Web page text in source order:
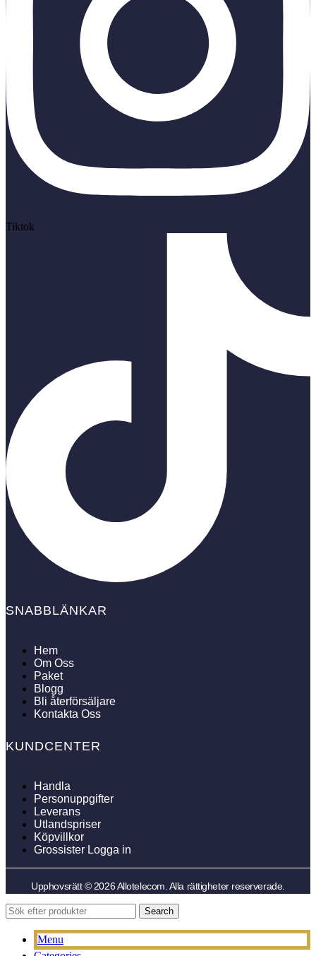
Tiktok
SNABBLÄNKAR
Hem
Om Oss
Paket
Blogg
Bli återförsäljare
Kontakta Oss
KUNDCENTER
Handla
Personuppgifter
Leverans
Utlandspriser
Köpvillkor
Grossister Logga in
Upphovsrätt © 2026 Allotelecom. Alla rättigheter reserverade.
Search
Menu